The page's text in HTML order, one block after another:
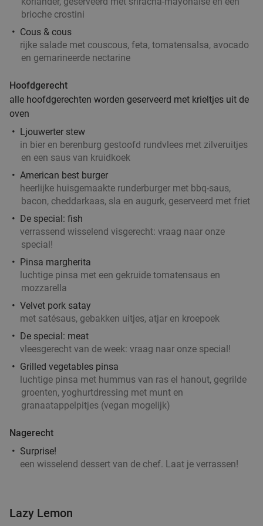
brioche crostini
Cous & cous
rijke salade met couscous, feta, tomatensalsa, avocado
en gemarineerde nectarine
Hoofdgerecht
alle hoofdgerechten worden geserveerd met krieltjes uit de
oven
Ljouwerter stew
in bier en berenburg gestoofd rundvlees met zilveruitjes
en een saus van kruidkoek
American best burger
heerlijke huisgemaakte runderburger met bbq-saus,
bacon, cheddarkaas, sla en augurk, geserveerd met friet
De special: fish
verrassend wisselend visgerecht: vraag naar onze
special!
Pinsa margherita
luchtige pinsa met een gekruide tomatensaus en
mozzarella
Velvet pork satay
met satésaus, gebakken uitjes, atjar en kroepoek
De special: meat
vleesgerecht van de week: vraag naar onze special!
Grilled vegetables pinsa
luchtige pinsa met hummus van ras el hanout, gegrilde
groenten, yoghurtdressing met munt en
granaatappelpitjes (vegan mogelijk)
Nagerecht
Surprise!
een wisselend dessert van de chef. Laat je verrassen!
Lazy Lemon